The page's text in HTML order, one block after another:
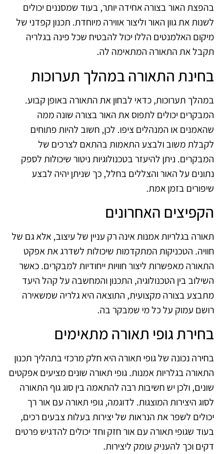
בהפצת האור בצורה אחידה יותר, בעוד שמסננים יכולים
לשנות את גוון האור וליצור אווירה מיוחדת. תכנון קפדני של
מיקום האלמנטים הללו יכול להבטיח שכל פינה בגלריה
תקבל את התאורה המתאימה לה.
בחינת התאורה במהלך תערוכות
במהלך תערוכות, כדאי לבחון את התאורה באופן קבוע.
המבקרים יכולים לתפוס את האור בצורה שונה ממה
שהאמנים או המנהלים ציפו. לכן, חשוב להיות פתוחים
לקבלת משוב ולבצע התאמות בהתאם לצרכים של
המבקרים. ניתן להיעזר בטכנולוגיות ניטור שיכולות לספק
נתונים על האור והצללים בחלל, כך שניתן יהיה לבצע
שיפורים בזמן אמת.
הקפיצים האחרונים
תאורה בגלריות אמנות אינה רק עניין של עיצוב, אלא גם של
חוויה. הטכניקות המתקדמות שיכולות לשדרג את אפקט
התאורה מאפשרות ליצור חוויות ייחודיות למבקרים. כאשר
השילוב בין הטכנולוגיה, התכנון והמחשבה על קהל היעד
מתבצע בצורה מקצועית, התוצאה היא גלריה שמשאירה
רושם עמוק על כל מי שמבקר בה.
בחירת גופי תאורה מתאימים
בחירה נכונה של גופי תאורה היא חלק מרכזי בתהליך תכנון
התאורה בגלריות אמנות. גופי תאורה שונים מציעים אפקטים
שונים, ולכן יש חשיבות רבה להתאמה בין סוג גוף התאורה
לסוג היצירות המוצגות. לדוגמה, גופי תאורה עם אור רך
יכולים לשפר את הנראות של יצירות בעלות צבעים רכים,
בעוד שגופי תאורה עם אור חזק וחד יכולים להדגיש פרטים
דקים וכך להעניק עומק ליצירות.